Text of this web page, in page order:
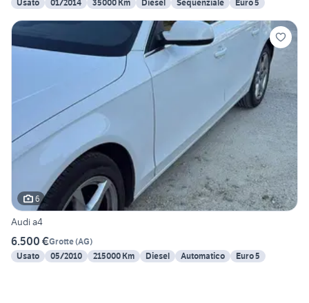
Usato
01/2014 35000 Km Diesel Sequenziale Euro 5
6
Audi a4
6.500 €Grotte(AG)
Usato
05/2010 215000 Km Diesel Automatico Euro 5